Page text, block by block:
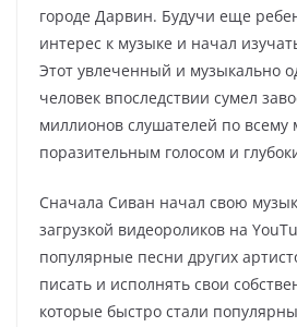
городе Дарвин. Будучи еще
интерес к музыке и начал
Этот увлеченный и музыкально
человек впоследствии сумел
миллионов слушателей по всему
поразительным голосом и
Сначала Сиван начал свою
загрузкой видеороликов на
популярные песни других
писать и исполнять свои
которые быстро стали